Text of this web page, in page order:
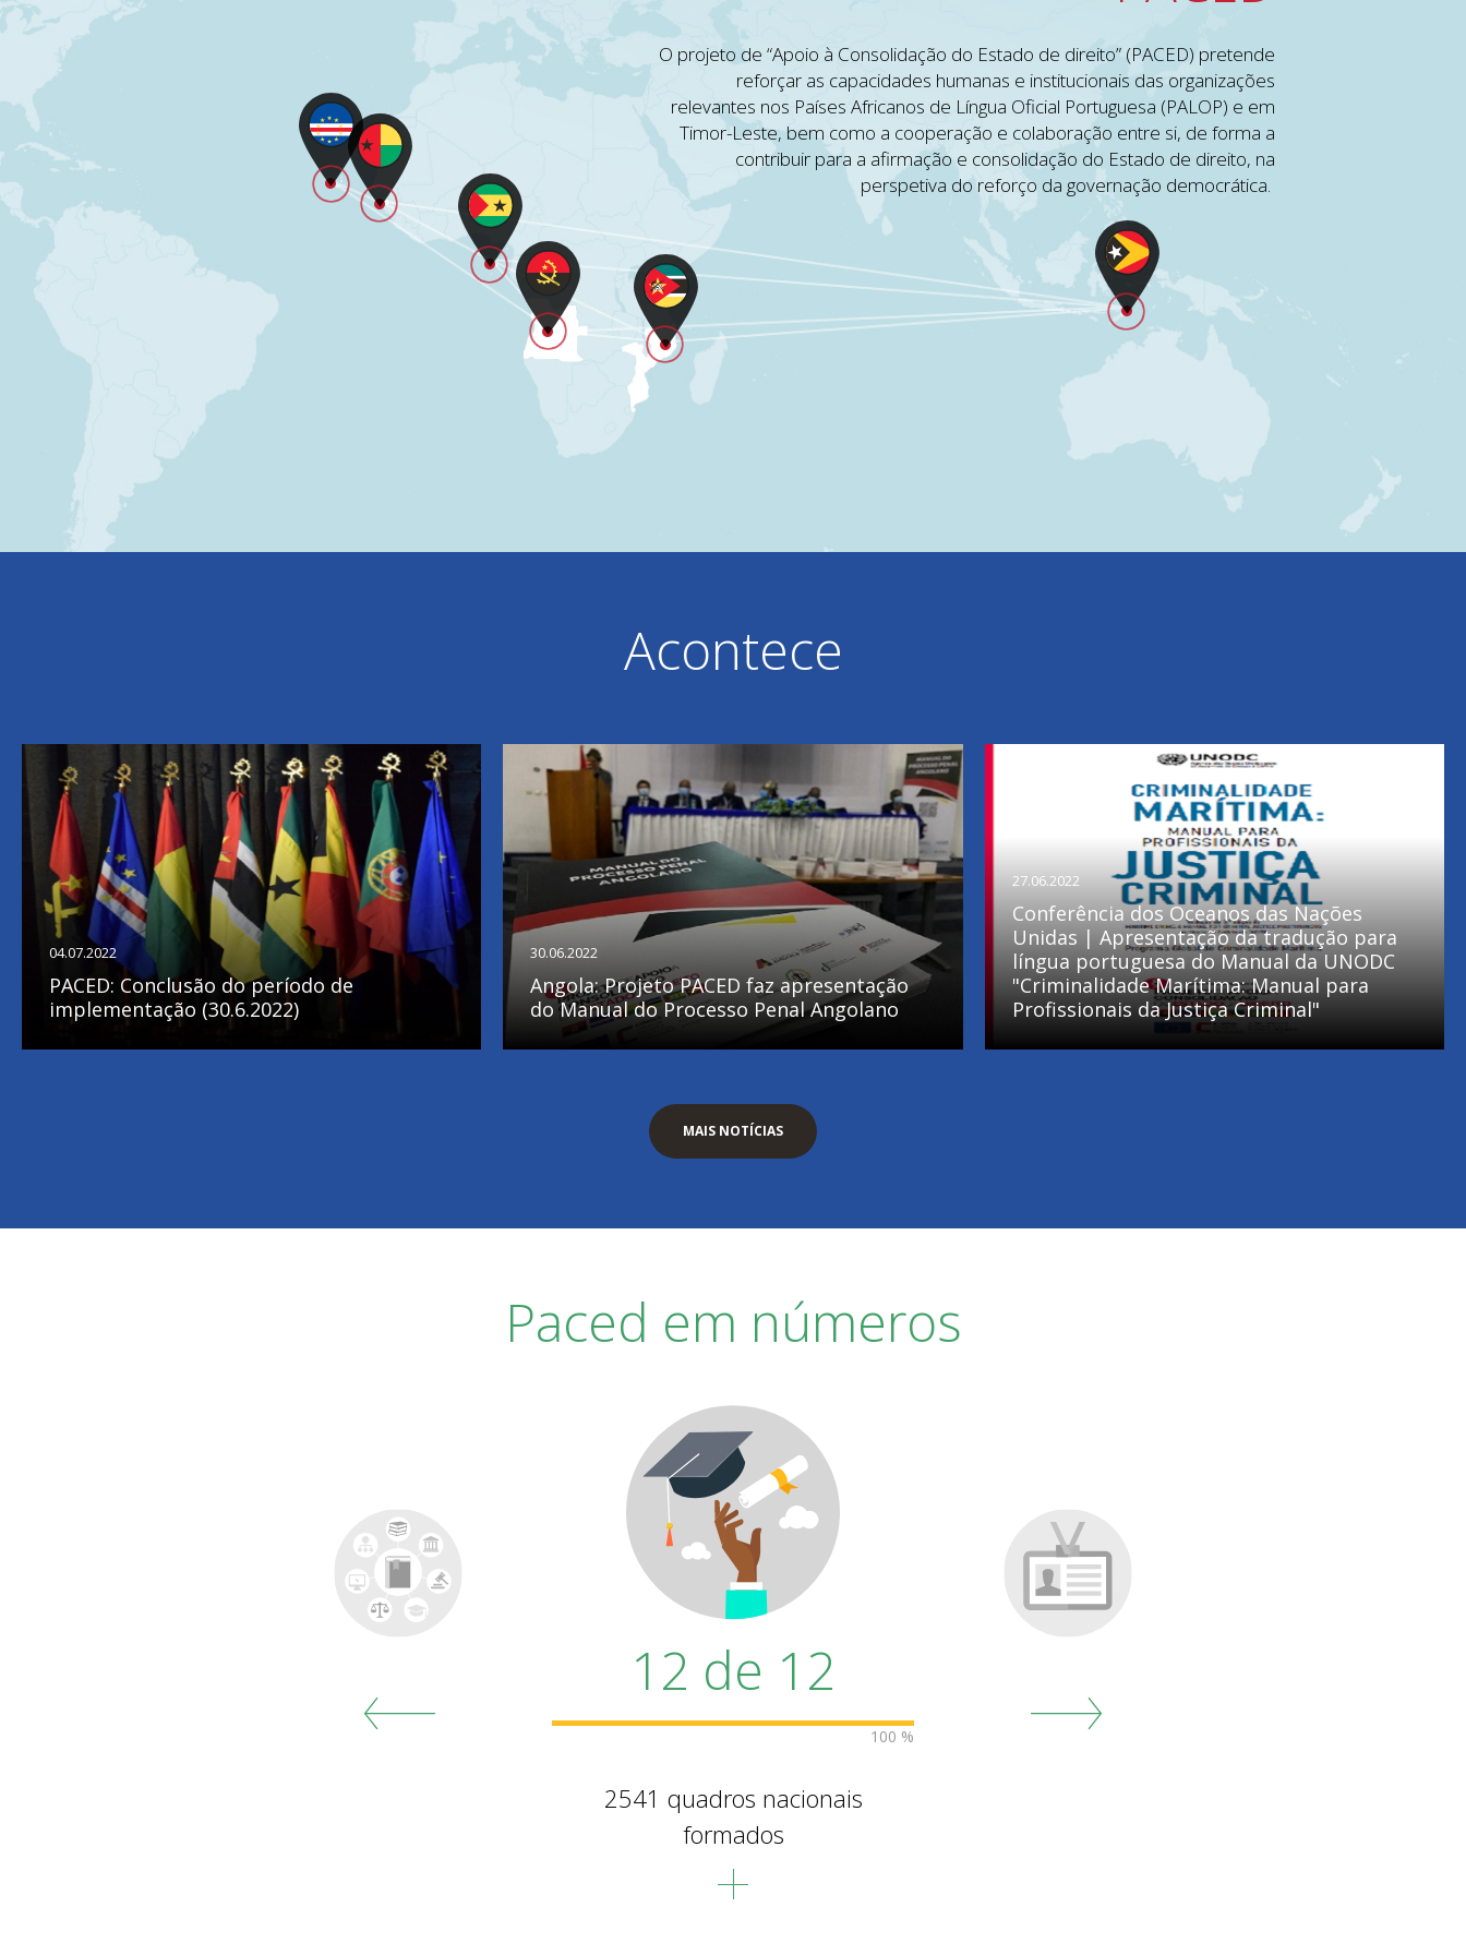
O projeto de “Apoio à Consolidação do Estado de direito” (PACED) pretende
reforçar as capacidades humanas e institucionais das organizações
relevantes nos Países Africanos de Língua Oficial Portuguesa (PALOP) e em
Timor-Leste, bem como a cooperação e colaboração entre si, de forma a
contribuir para a afirmação e consolidação do Estado de direito, na
perspetiva do reforço da governação democrática.
Acontece
04.07.2022
PACED: Conclusão do período de
implementação (30.6.2022)
30.06.2022
Angola: Projeto PACED faz apresentação
do Manual do Processo Penal Angolano
27.06.2022
Conferência dos Oceanos das Nações
Unidas | Apresentação da tradução para
língua portuguesa do Manual da UNODC
"Criminalidade Marítima: Manual para
Profissionais da Justiça Criminal"
MAIS NOTÍCIAS
Paced em números
12 de 12
100 %
2541 quadros nacionais
formados